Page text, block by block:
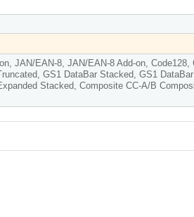
JAN/EAN-8, JAN/EAN-8 Add-on, Code128,
GS1 DataBar Stacked, GS1
Stacked, Composite CC-A/B